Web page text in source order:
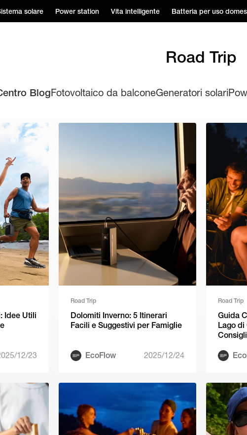
solare Power station Vita intelligente Batteria per uso
Road Trip
BlogFotovoltaico da balconeGeneratori solari
Idee Utili
12/23
Road Trip
Dolomiti Inverno: 5 Itinerari
Facili e Suggestivi per Famiglie
EcoFlow 2025/12/24
Road Trip
Guida
Lago di